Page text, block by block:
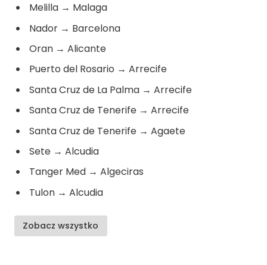
Melilla → Malaga
Nador → Barcelona
Oran → Alicante
Puerto del Rosario → Arrecife
Santa Cruz de La Palma → Arrecife
Santa Cruz de Tenerife → Arrecife
Santa Cruz de Tenerife → Agaete
Sete → Alcudia
Tanger Med → Algeciras
Tulon → Alcudia
Zobacz wszystko